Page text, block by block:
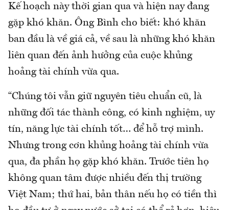
Kế hoạch này thời gian qua và hiện nay đang
gặp khó khăn. Ông Bình cho biết: khó khăn
ban đầu là về giá cả, về sau là những khó khăn
liên quan đến ảnh hưởng của cuộc khủng
hoảng tài chính vừa qua.
“Chúng tôi vẫn giữ nguyên tiêu chuẩn cũ, là
những đối tác thành công, có kinh nghiệm, uy
tín, năng lực tài chính tốt… để hỗ trợ mình.
Nhưng trong cơn khủng hoảng tài chính vừa
qua, đa phần họ gặp khó khăn. Trước tiên họ
không quan tâm được nhiều đến thị trường
Việt Nam; thứ hai, bản thân nếu họ có tiền thì